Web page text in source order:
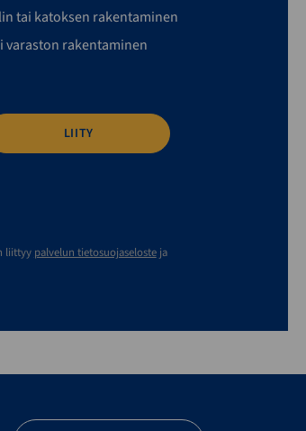
tai katoksen rakentaminen
varaston rakentaminen
liittyy palvelun tietosuojaselosteja